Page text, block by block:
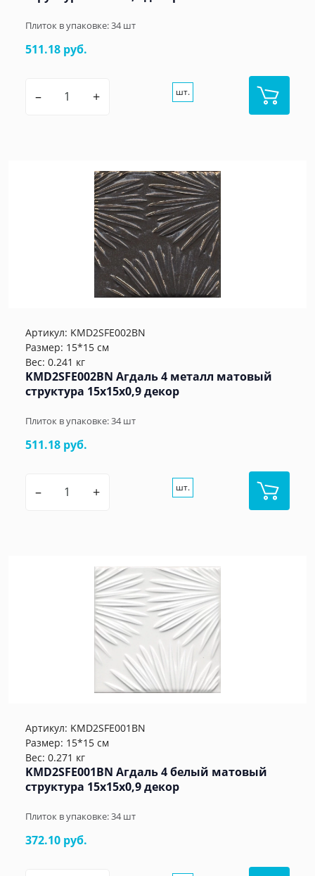
Плиток в упаковке:34шт
511.18 руб.
– + шт.
Артикул: KMD2SFE002BN
Размер: 15*15 см
Вес: 0.241 кг
KMD2SFE002BN Агдаль 4 металл матовый
структура 15x15x0,9 декор
Плиток в упаковке:34шт
511.18 руб.
– + шт.
Артикул: KMD2SFE001BN
Размер: 15*15 см
Вес: 0.271 кг
KMD2SFE001BN Агдаль 4 белый матовый
структура 15x15x0,9 декор
Плиток в упаковке:34шт
372.10 руб.